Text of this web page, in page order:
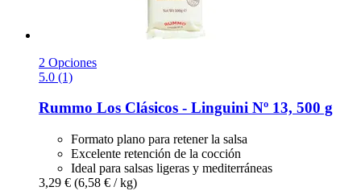
2 Opciones
5.0 (1)
Rummo Los Clásicos -​ Linguini Nº 13, 500 g
Formato plano para retener la salsa
Excelente retención de la cocción
Ideal para salsas ligeras y mediterráneas
3,29 € (6,58 € / kg)